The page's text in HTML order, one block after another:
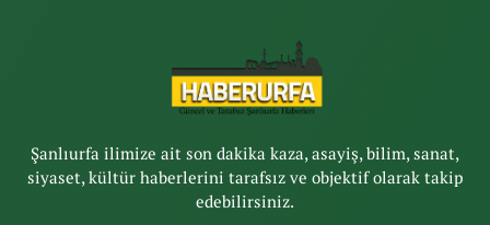
Şanlıurfa ilimize ait son dakika kaza, asayiş, bilim, sanat,
siyaset, kültür haberlerini tarafsız ve objektif olarak takip
edebilirsiniz.